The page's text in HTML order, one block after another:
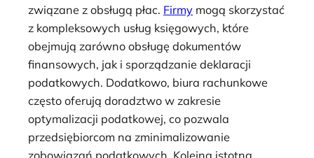
związane z obsługą płac. Firmy mogą skorzystać
z kompleksowych usług księgowych, które
obejmują zarówno obsługę dokumentów
finansowych, jak i sporządzanie deklaracji
podatkowych. Dodatkowo, biura rachunkowe
często oferują doradztwo w zakresie
optymalizacji podatkowej, co pozwala
przedsiębiorcom na zminimalizowanie